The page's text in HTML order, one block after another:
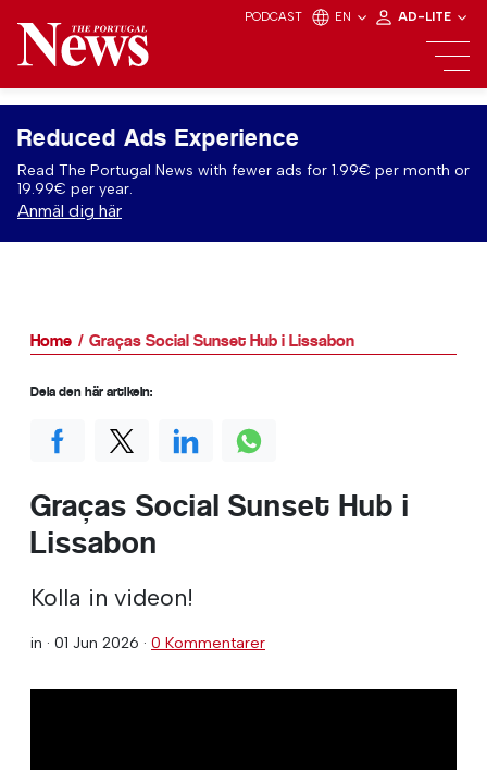
PODCAST EN AD-LITE
Reduced Ads Experience
Read The Portugal News with fewer ads for 1.99€ per month or
19.99€ per year.
Anmäl dig här
Home Graças Social Sunset Hub i Lissabon
Graças Social Sunset Hub i
Lissabon
Kolla in videon!
in · 01 Jun 2026 · 0 Kommentarer
Dela den här artikeln: